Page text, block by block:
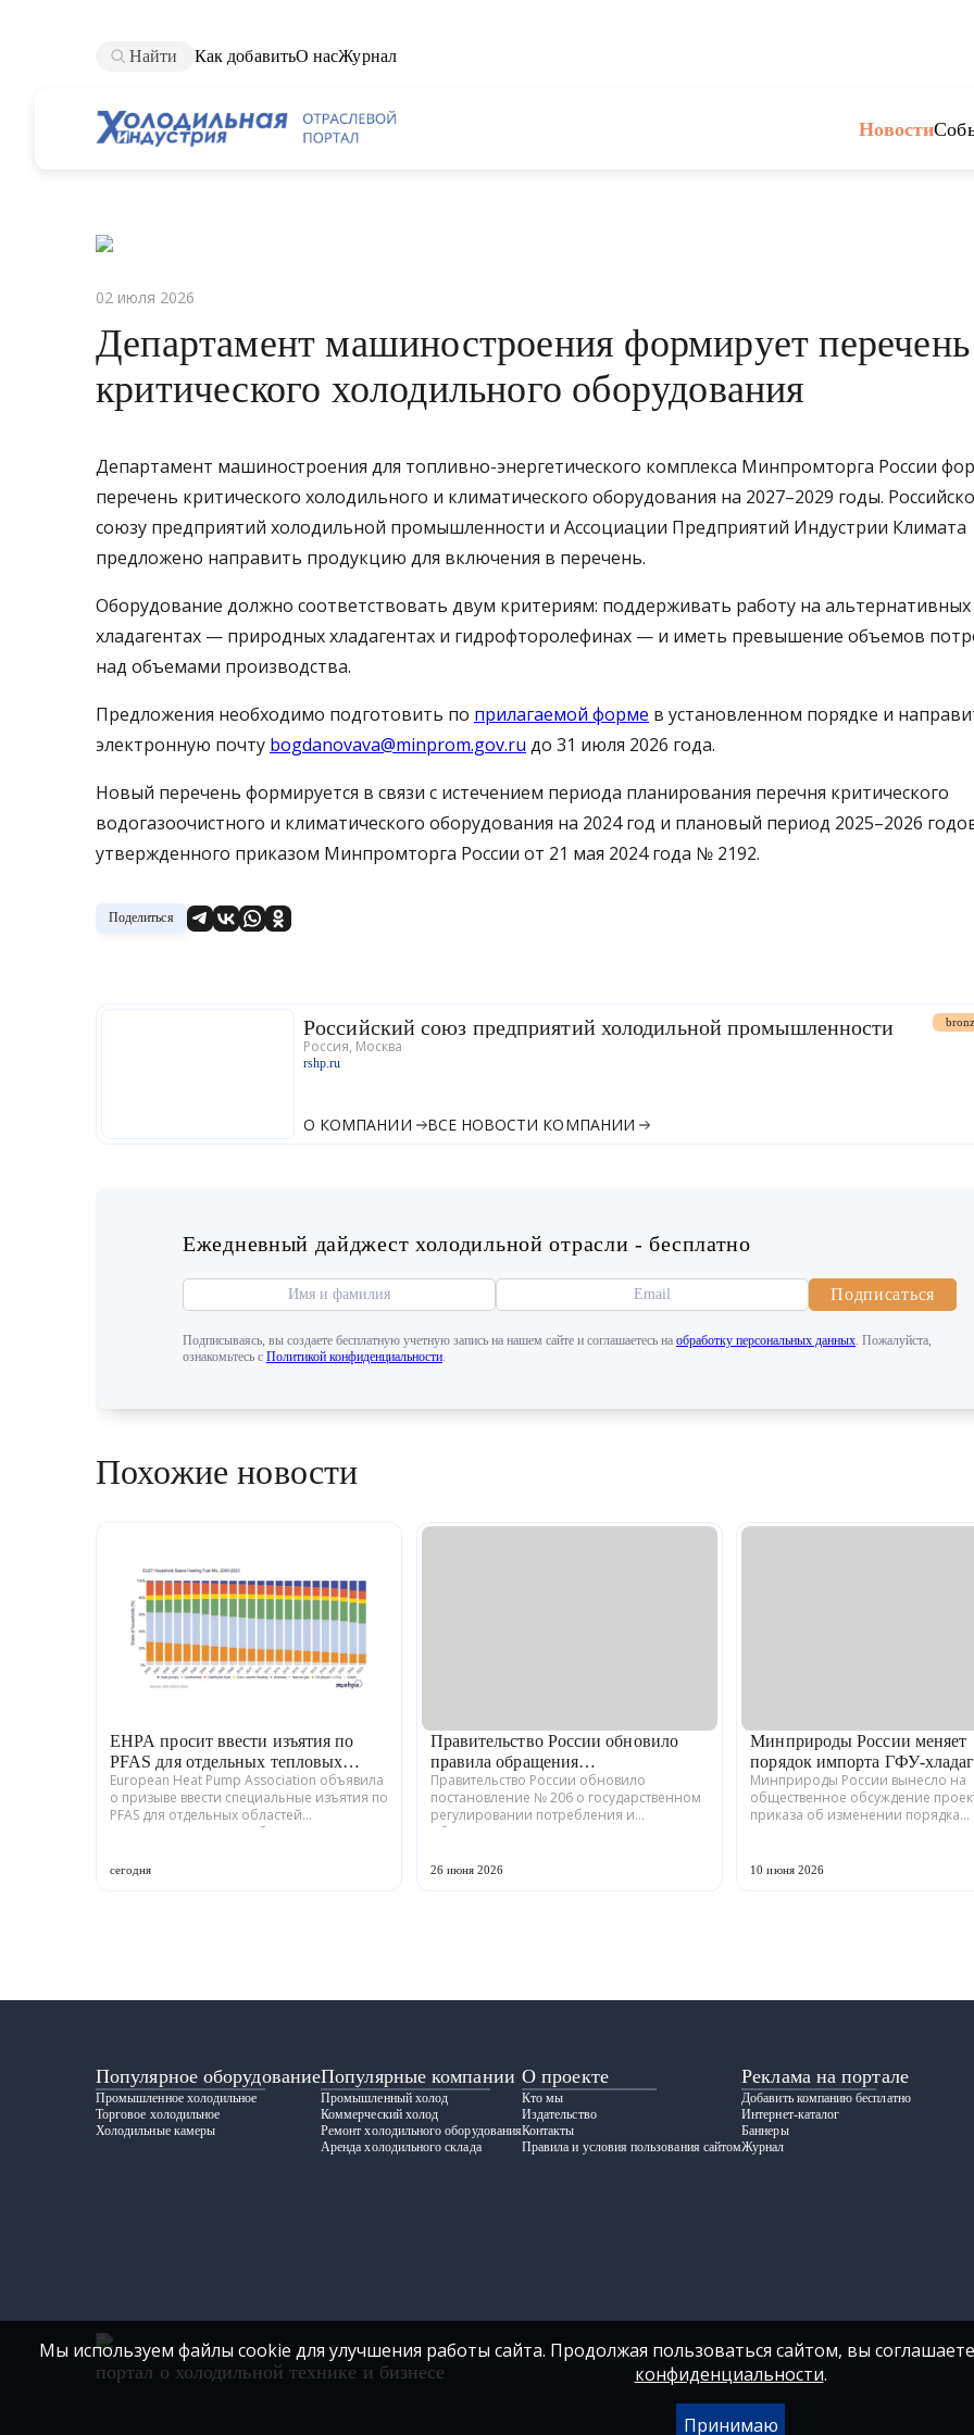
Найти Как добавитьО насЖурнал
Новости
02 июля 2026
Департамент машиностроения формирует перечень
критического холодильного оборудования
Департамент машиностроения для топливно-энергетического комплекса Минпромторга России
перечень критического холодильного и климатического оборудования на 2027–2029 годы.
союзу предприятий холодильной промышленности и Ассоциации Предприятий Индустрии Климата
предложено направить продукцию для включения в перечень.
Оборудование должно соответствовать двум критериям: поддерживать работу на альтернативных
хладагентах — природных хладагентах и гидрофторолефинах — и иметь превышение объемов
над объемами производства.
Предложения необходимо подготовить по прилагаемой форме в установленном порядке и
электронную почту bogdanovava@minprom.gov.ru до 31 июля 2026 года.
Новый перечень формируется в связи с истечением периода планирования перечня критического
водогазоочистного и климатического оборудования на 2024 год и плановый период 2025–2026
утвержденного приказом Минпромторга России от 21 мая 2024 года № 2192.
Поделиться
Российский союз предприятий холодильной промышленности
Россия, Москва
rshp.ru
О КОМПАНИИ ВСЕ НОВОСТИ КОМПАНИИ
Ежедневный дайджест холодильной отрасли - бесплатно
Подписаться
Подписываясь, вы создаете бесплатную учетную запись на нашем сайте и соглашаетесь на обработку персональных данных. Пожалуйста,
ознакомьтесь с Политикой конфиденциальности.
Похожие новости
EHPA просит ввести изъятия по
PFAS для отдельных тепловых
насосов
European Heat Pump Association объявила
о призыве ввести специальные изъятия по
PFAS для отдельных областей
применения, включая бессрочные
неполифторированные хладаг...
сегодня
Правительство России обновило
правила обращения
озоноразрушающих ве...
Правительство России обновило
постановление № 206 о государственном
регулировании потребления и
обращения озоноразрушающих веществ.
года, передают Минпромто...
26 июня 2026
Минприроды России меняет
порядок импорта ГФУ-
Минприроды России вынесло на
общественное обсуждение
приказа об изменении порядка
распределения квот на ввоз в
гидрофторолефинов —
10 июня 2026
Популярное оборудование
Промышленное холодильное
Торговое холодильное
Холодильные камеры
Популярные компании
Промышленный холод
Коммерческий холод
Ремонт холодильного оборудования
Аренда холодильного склада
О проекте
Кто мы
Издательство
Контакты
Правила и условия пользования сайтом
Реклама на портале
Добавить компанию бесплатно
Интернет-каталог
Баннеры
Журнал
портал о холодильной технике и бизнесе
Мы используем файлы cookie для улучшения работы сайта. Продолжая пользоваться сайтом, вы
конфиденциальности.
Принимаю